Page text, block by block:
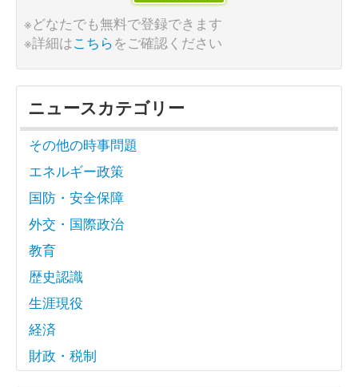
※どなたでも無料で登録できます
※詳細はこちらをご確認ください
ニュースカテゴリー
その他の時事問題
エネルギー政策
国防・安全保障
外交・国際政治
教育
歴史認識
生涯現役
経済
財政・税制